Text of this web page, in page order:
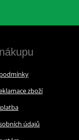
zboží
údajů